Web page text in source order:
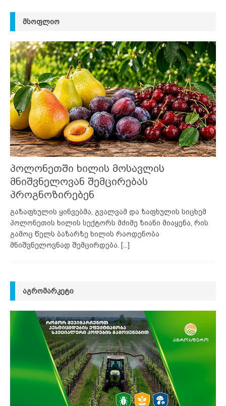
ᲛᲡᲝᲤᲚᲘᲝ
პოლონეთში ხილის მოსავლის
მნიშვნელოვან შემცირებას
პროგნოზირებენ
გაზაფხულის ყინვებმა, გვალვამ და ზაფხულის სიცხემ
პოლონეთის ხილის სექტორს მძიმე ზიანი მიაყენა, რის
გამოც წელს ბაზარზე ხილის რაოდენობა
მნიშვნელოვნად შემცირდება.
[...]
ᲐᲒᲠᲝᲛᲐᲠᲙᲔᲢᲘ